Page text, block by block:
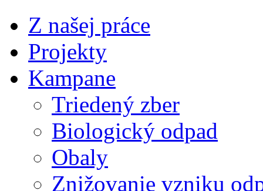
Z našej práce
Projekty
Kampane
Triedený zber
Biologický odpad
Obaly
Znižovanie vzniku